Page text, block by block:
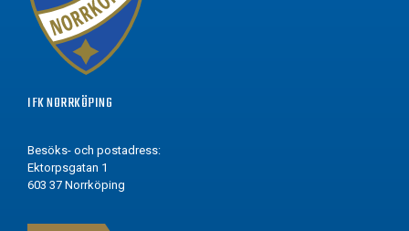
IFK NORRKÖPING
Besöks- och postadress:
Ektorpsgatan 1
603 37 Norrköping